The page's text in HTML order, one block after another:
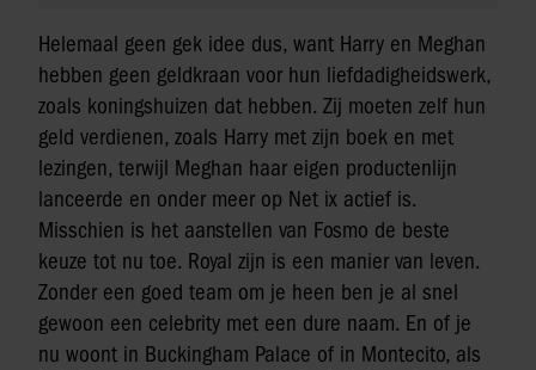
Helemaal geen gek idee dus, want Harry en Meghan
hebben geen geldkraan voor hun liefdadigheidswerk,
zoals koningshuizen dat hebben. Zij moeten zelf hun
geld verdienen, zoals Harry met zijn boek en met
lezingen, terwijl Meghan haar eigen productenlijn
lanceerde en onder meer op Net ix actief is.
Misschien is het aanstellen van Fosmo de beste
keuze tot nu toe. Royal zijn is een manier van leven.
Zonder een goed team om je heen ben je al snel
gewoon een celebrity met een dure naam. En of je
nu woont in Buckingham Palace of in Montecito, als